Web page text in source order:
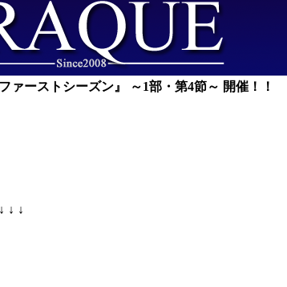
ァーストシーズン』 ～1部・第4節～ 開催！！
↓ ↓